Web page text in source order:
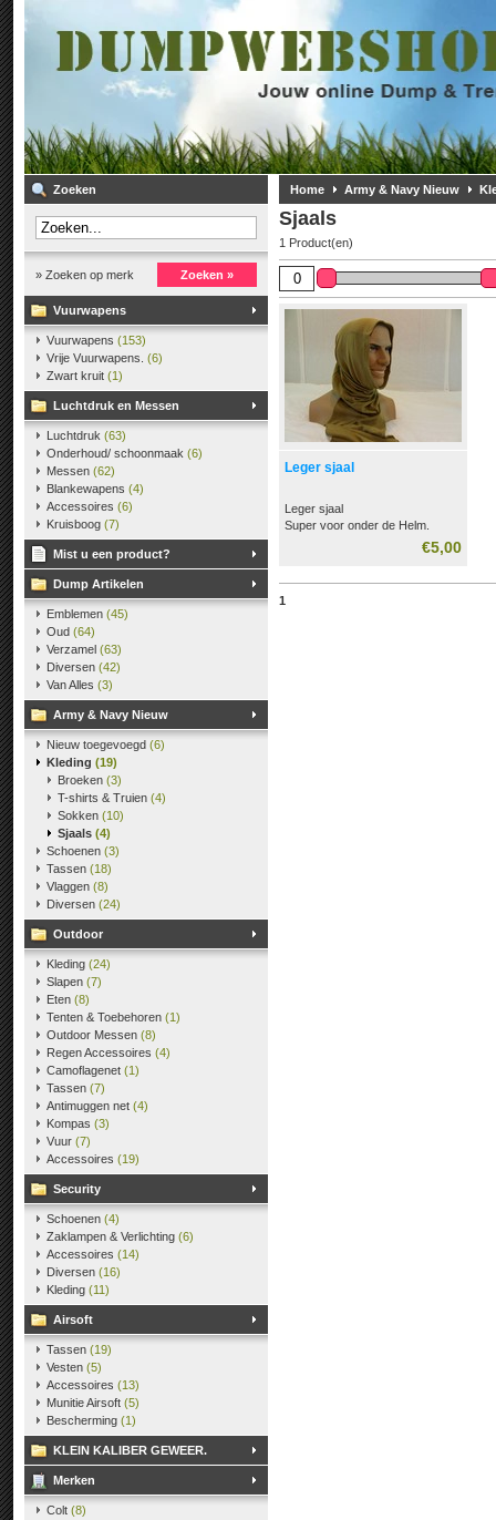
Zoeken
» Zoeken op merk Zoeken »
Vuurwapens
Vuurwapens (153)
Vrije Vuurwapens. (6)
Zwart kruit (1)
Luchtdruk en Messen
Luchtdruk (63)
Onderhoud/ schoonmaak (6)
Messen (62)
Blankewapens (4)
Accessoires (6)
Kruisboog (7)
Mist u een product?
Dump Artikelen
Emblemen (45)
Oud (64)
Verzamel (63)
Diversen (42)
Van Alles (3)
Army & Navy Nieuw
Nieuw toegevoegd (6)
Kleding (19)
Broeken (3)
T-shirts & Truien (4)
Sokken (10)
Sjaals (4)
Schoenen (3)
Tassen (18)
Vlaggen (8)
Diversen (24)
Outdoor
Kleding (24)
Slapen (7)
Eten (8)
Tenten & Toebehoren (1)
Outdoor Messen (8)
Regen Accessoires (4)
Camoflagenet (1)
Tassen (7)
Antimuggen net (4)
Kompas (3)
Vuur (7)
Accessoires (19)
Security
Schoenen (4)
Zaklampen & Verlichting (6)
Accessoires (14)
Diversen (16)
Kleding (11)
Airsoft
Tassen (19)
Vesten (5)
Accessoires (13)
Munitie Airsoft (5)
Bescherming (1)
KLEIN KALIBER GEWEER.
Merken
Colt (8)
Home Army & Navy Nieuw
Sjaals
1 Product(en)
Leger sjaal
Leger sjaal
Super voor onder de Helm.
€5,00
1